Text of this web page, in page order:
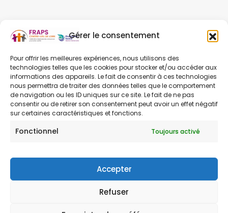
Gérer le consentement
Pour offrir les meilleures expériences, nous utilisons des
technologies telles que les cookies pour stocker et/ou accéder aux
informations des appareils. Le fait de consentir à ces technologies
nous permettra de traiter des données telles que le comportement
de navigation ou les ID uniques sur ce site. Le fait de ne pas
consentir ou de retirer son consentement peut avoir un effet négatif
sur certaines caractéristiques et fonctions.
Fonctionnel Toujours activé
Accepter
Refuser
SUIVANT
Mentions légales